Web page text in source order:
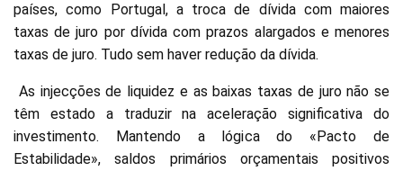
países, como Portugal, a troca de dívida com maiores
taxas de juro por dívida com prazos alargados e menores
taxas de juro. Tudo sem haver redução da dívida.
As injecções de liquidez e as baixas taxas de juro não se
têm estado a traduzir na aceleração significativa do
investimento. Mantendo a lógica do «Pacto de
Estabilidade», saldos primários orçamentais positivos